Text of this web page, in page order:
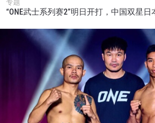
专题
“ONE武士系列赛2”明日开打，中国双星日
对手
浏览了解更多
在任何地域观看ONE冠军赛，现在
解最新资讯、解锁特别福利以及优
场次的最佳座位！
邮箱